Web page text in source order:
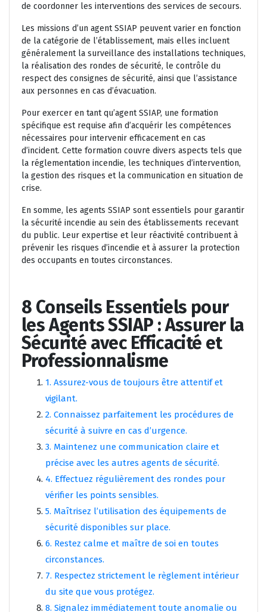
de coordonner les interventions des services de secours.
Les missions d’un agent SSIAP peuvent varier en fonction
de la catégorie de l’établissement, mais elles incluent
généralement la surveillance des installations techniques,
la réalisation des rondes de sécurité, le contrôle du
respect des consignes de sécurité, ainsi que l’assistance
aux personnes en cas d’évacuation.
Pour exercer en tant qu’agent SSIAP, une formation
spécifique est requise afin d’acquérir les compétences
nécessaires pour intervenir efficacement en cas
d’incident. Cette formation couvre divers aspects tels que
la réglementation incendie, les techniques d’intervention,
la gestion des risques et la communication en situation de
crise.
En somme, les agents SSIAP sont essentiels pour garantir
la sécurité incendie au sein des établissements recevant
du public. Leur expertise et leur réactivité contribuent à
prévenir les risques d’incendie et à assurer la protection
des occupants en toutes circonstances.
8 Conseils Essentiels pour
les Agents SSIAP : Assurer la
Sécurité avec Efficacité et
Professionnalisme
1. Assurez-vous de toujours être attentif et
vigilant.
2. Connaissez parfaitement les procédures de
sécurité à suivre en cas d’urgence.
3. Maintenez une communication claire et
précise avec les autres agents de sécurité.
4. Effectuez régulièrement des rondes pour
vérifier les points sensibles.
5. Maîtrisez l’utilisation des équipements de
sécurité disponibles sur place.
6. Restez calme et maître de soi en toutes
circonstances.
7. Respectez strictement le règlement intérieur
du site que vous protégez.
8. Signalez immédiatement toute anomalie ou